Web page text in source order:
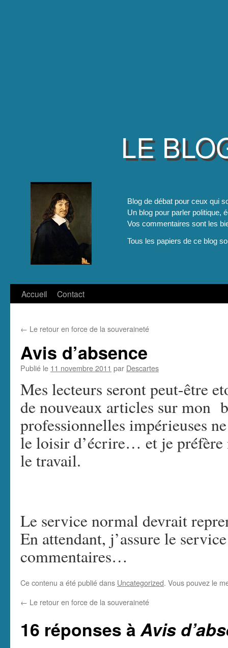
LE
Blog de débat pour ceux qui
Un blog pour parler politique,
Vos commentaires sont les
Tous les papiers de ce blog
Aller
contenu
Accueil Contact
← Le retour en force de la souveraineté
Avis d’absence
Publié le 11 novembre 2011 par Descartes
Mes lecteurs seront peut-être
de nouveaux articles sur mon
professionnelles impérieuses
le loisir d’écrire… et je préfère
le travail.
Le service normal devrait
En attendant, j’assure le
commentaires…
Ce contenu a été publié dans Uncategorized. Vous pouvez le
← Le retour en force de la souveraineté
16 réponses àAvis